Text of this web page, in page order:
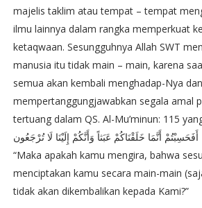
majelis taklim atau tempat – tempat
ilmu lainnya dalam rangka memperkuat
ketaqwaan. Sesungguhnya Allah SWT
manusia itu tidak main – main, karena
semua akan kembali menghadap-Nya dan
mempertanggungjawabkan segala amal
tertuang dalam QS. Al-Mu’minun: 115
أَفَحَسِبْتُمْ أَنَّمَا خَلَقْنَاكُمْ عَبَثاً وَأَنَّكُمْ إِلَيْنَا لَا تُرْجَعُون
“Maka apakah kamu mengira, bahwa
menciptakan kamu secara main-main
tidak akan dikembalikan kepada Kami?”